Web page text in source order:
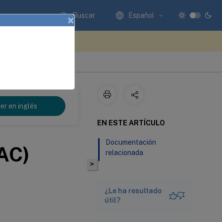
Buscar Español
en inglés
>
EN ESTE ARTÍCULO
Documentación
relacionada
¿Le ha resultado
útil?
×